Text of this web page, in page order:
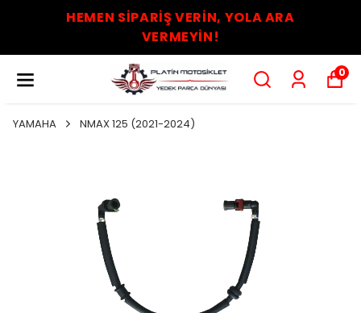
HEMEN SİPARİŞ VERİN, YOLA ARA
VERMEYİN!
0
YAMAHA NMAX 125 (2021-2024)